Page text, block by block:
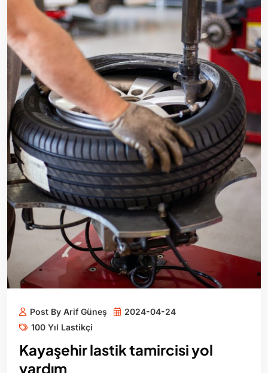
Post By Arif Güneş
2024-04-24
100 Yıl Lastikçi
Kayaşehir lastik tamircisi yol
yardım